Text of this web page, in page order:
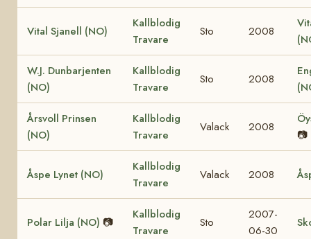
Vital Sjanell (NO)
Kallblodig
Travare
Sto 2008
W.J. Dunbarjenten
(NO)
Kallblodig
Travare
Sto 2008
Årsvoll Prinsen
(NO)
Kallblodig
Travare
Valack 2008
📷
Åspe Lynet (NO)
Kallblodig
Travare
Valack 2008
Polar Lilja (NO) 📷
Kallblodig
Travare
Sto
2007-
06-30